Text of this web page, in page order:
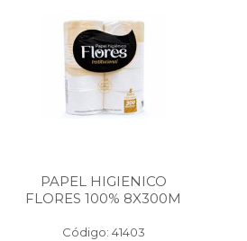
PAPEL HIGIENICO
FLORES 100% 8X300M
Código: 41403